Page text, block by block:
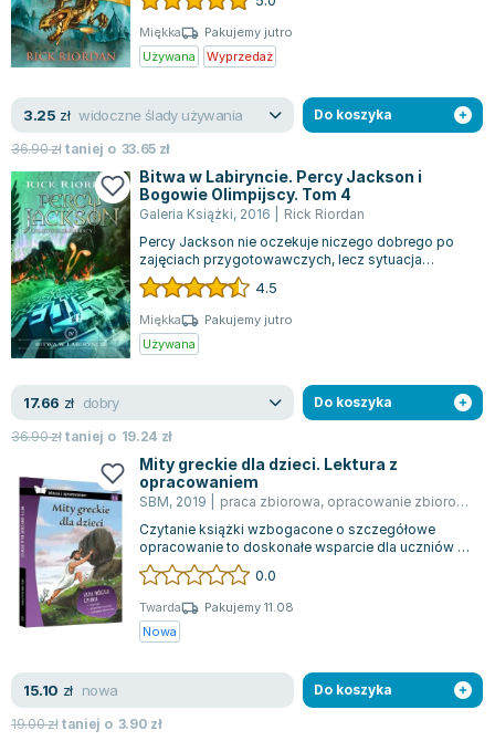
pam...
Miękka
Pakujemy jutro
Używana
Wyprzedaż
3.25 zł widoczne ślady używania
36.90złtaniej o 33.65 zł
Do koszyka
Bitwa w Labiryncie. Percy Jackson i
Bogowie Olimpijscy. Tom 4
Galeria Książki, 2016
Rick Riordan
Percy Jackson nie oczekuje niczego dobrego po
zajęciach przygotowawczych, lecz sytuacja
nabiera dramatyzmu, gdy na horyzoncie poja...
4.5
Miękka
Pakujemy jutro
Używana
17.66 zł dobry
36.90złtaniej o 19.24 zł
Do koszyka
Mity greckie dla dzieci. Lektura z
opracowaniem
SBM, 2019 praca zbiorowa, opracowanie zbiorowe
Czytanie książki wzbogacone o szczegółowe
opracowanie to doskonałe wsparcie dla uczniów i
nauczycieli. Całość opatrzono praktyczny...
0.0
Twarda
Pakujemy 11.08
Nowa
15.10 zł nowa
19.00złtaniej o 3.90 zł
Do koszyka